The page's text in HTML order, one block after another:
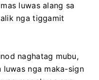
luwas alang sa
nga tiggamit
naghatag mubu,
luwas nga maka-sign